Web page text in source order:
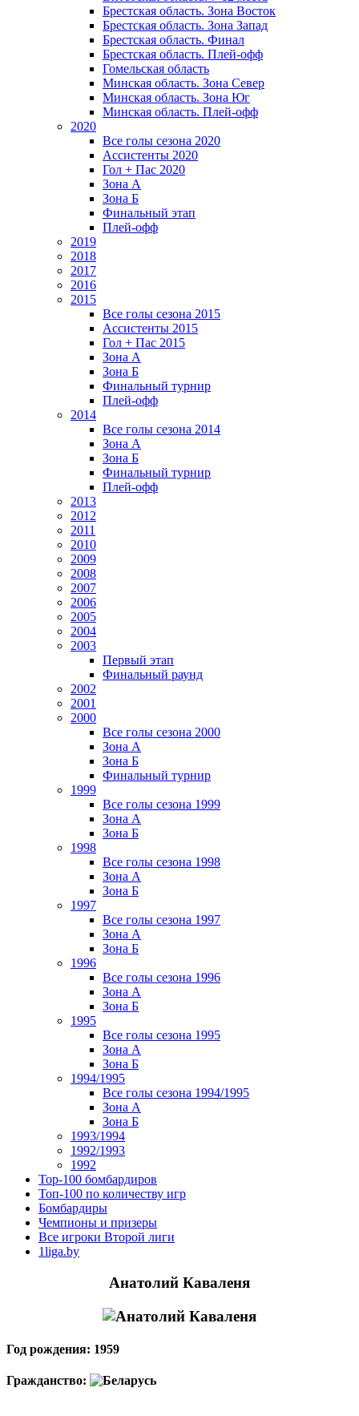
Брестская область. Зона Восток
Брестская область. Зона Запад
Брестская область. Финал
Брестская область. Плей-офф
Гомельская область
Минская область. Зона Север
Минская область. Зона Юг
Минская область. Плей-офф
2020
Все голы сезона 2020
Ассистенты 2020
Гол + Пас 2020
Зона А
Зона Б
Финальный этап
Плей-офф
2019
2018
2017
2016
2015
Все голы сезона 2015
Ассистенты 2015
Гол + Пас 2015
Зона А
Зона Б
Финальный турнир
Плей-офф
2014
Все голы сезона 2014
Зона А
Зона Б
Финальный турнир
Плей-офф
2013
2012
2011
2010
2009
2008
2007
2006
2005
2004
2003
Первый этап
Финальный раунд
2002
2001
2000
Все голы сезона 2000
Зона А
Зона Б
Финальный турнир
1999
Все голы сезона 1999
Зона А
Зона Б
1998
Все голы сезона 1998
Зона А
Зона Б
1997
Все голы сезона 1997
Зона А
Зона Б
1996
Все голы сезона 1996
Зона А
Зона Б
1995
Все голы сезона 1995
Зона А
Зона Б
1994/1995
Все голы сезона 1994/1995
Зона А
Зона Б
1993/1994
1992/1993
1992
Top-100 бомбардиров
Топ-100 по количеству игр
Бомбардиры
Чемпионы и призеры
Все игроки Второй лиги
1liga.by
Анатолий Каваленя
Год рождения: 1959
Гражданство: